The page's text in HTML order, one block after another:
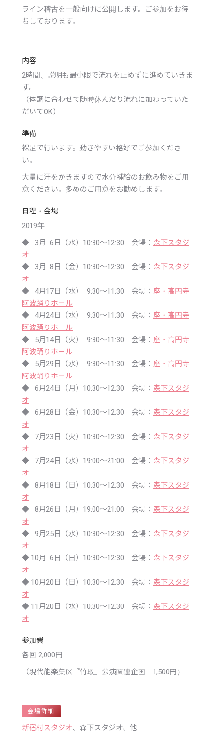
ライン稽古を一般向けに公開します。ご参加をお待
ちしております。
内容
2時間、説明も最小限で流れを止めずに進めていきま
す。
（体調に合わせて随時休んだり流れに加わっていた
だいてOK）
準備
裸足で行います。動きやすい格好でご参加くださ
い。
大量に汗をかきますので水分補給のお飲み物をご用
意ください。多めのご用意をお勧めします。
日程・会場
2019年
◆ 3月 6日（水）10:30〜12:30 会場： 森下スタジ
オ
◆ 3月 8日（金）10:30〜12:30 会場： 森下スタジ
オ
◆ 4月17日（水） 9:30〜11:30 会場： 座・高円寺
阿波踊りホール
◆ 4月24日（水） 9:30〜11:30 会場： 座・高円寺
阿波踊りホール
◆ 5月14日（火） 9:30〜11:30 会場： 座・高円寺
阿波踊りホール
◆ 5月29日（水） 9:30〜11:30 会場： 座・高円寺
阿波踊りホール
◆ 6月24日（月）10:30〜12:30 会場： 森下スタジ
オ
◆ 6月28日（金）10:30〜12:30 会場： 森下スタジ
オ
◆ 7月23日（火）10:30〜12:30 会場： 森下スタジ
オ
◆ 7月24日（水）19:00〜21:00 会場： 森下スタジ
オ
◆ 8月18日（日）10:30〜12:30 会場： 森下スタジ
オ
◆ 8月26日（月）19:00〜21:00 会場： 森下スタジ
オ
◆ 9月25日（水）10:30〜12:30 会場： 森下スタジ
オ
◆ 10月 6日（日）10:30〜12:30 会場： 森下スタジ
オ
◆ 10月20日（日）10:30～12:30 会場： 森下スタジ
オ
◆ 11月20日（水）10:30〜12:30 会場： 森下スタジ
オ
参加費
各回 2,000円
（現代能楽集Ⅸ『竹取』公演関連企画 1,500円）
会場詳細
新宿村スタジオ、森下スタジオ、他